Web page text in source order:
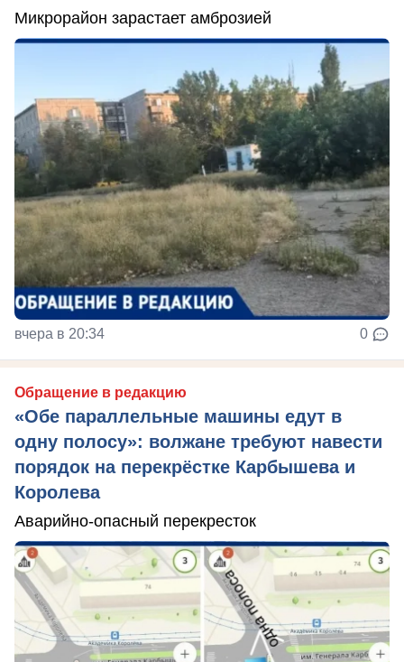
Микрорайон зарастает амброзией
вчера в 20:34 0
Обращение в редакцию
«Обе параллельные машины едут в
одну полосу»: волжане требуют навести
порядок на перекрёстке Карбышева и
Королева
Аварийно-опасный перекресток